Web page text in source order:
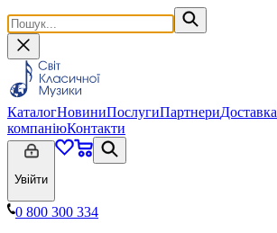
КаталогНовиниПослугиПартнериДоставка
компаніюКонтакти
Увійти
0 800 300 334